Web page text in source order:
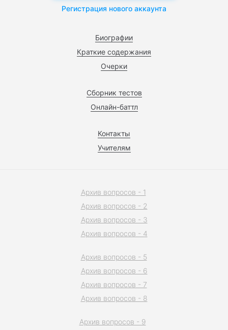
Биографии
Краткие содержания
Очерки
Сборник тестов
Онлайн-баттл
Контакты
Учителям
Регистрация нового аккаунта
Архив вопросов - 1
Архив вопросов - 2
Архив вопросов - 3
Архив вопросов - 4
Архив вопросов - 5
Архив вопросов - 6
Архив вопросов - 7
Архив вопросов - 8
Архив вопросов - 9